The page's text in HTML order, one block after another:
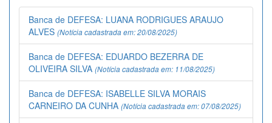
Banca de DEFESA: LUANA RODRIGUES ARAUJO
ALVES (Notícia cadastrada em: 20/08/2025)
Banca de DEFESA: EDUARDO BEZERRA DE
OLIVEIRA SILVA (Notícia cadastrada em: 11/08/2025)
Banca de DEFESA: ISABELLE SILVA MORAIS
CARNEIRO DA CUNHA (Notícia cadastrada em: 07/08/2025)